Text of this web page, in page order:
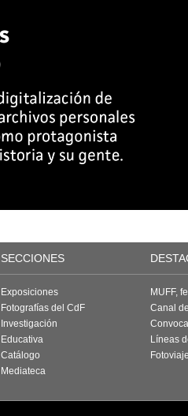
SECCIONES
Exposiciones
Fotografías del CdF
Investigación
Educativa
Catálogo
Mediateca
MUFF,
Canal
Líneas